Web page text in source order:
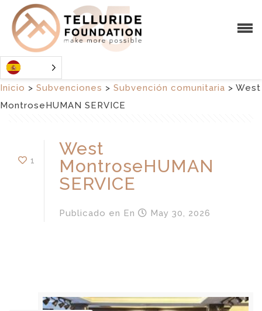
Inicio > Subvenciones > Subvención comunitaria > West
MontroseHUMAN SERVICE
1
West
MontroseHUMAN
SERVICE
Publicado en En May 30, 2026